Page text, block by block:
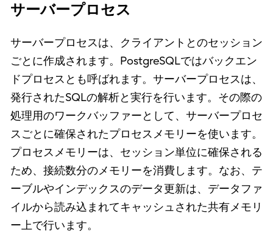
サーバープロセス
サーバープロセスは、クライアントとのセッション
ごとに作成されます。PostgreSQLではバックエン
ドプロセスとも呼ばれます。サーバープロセスは、
発行されたSQLの解析と実行を行います。その際の
処理用のワークバッファーとして、サーバープロセ
スごとに確保されたプロセスメモリーを使います。
プロセスメモリーは、セッション単位に確保される
ため、接続数分のメモリーを消費します。なお、テ
ーブルやインデックスのデータ更新は、データファ
イルから読み込まれてキャッシュされた共有メモリ
ー上で行います。